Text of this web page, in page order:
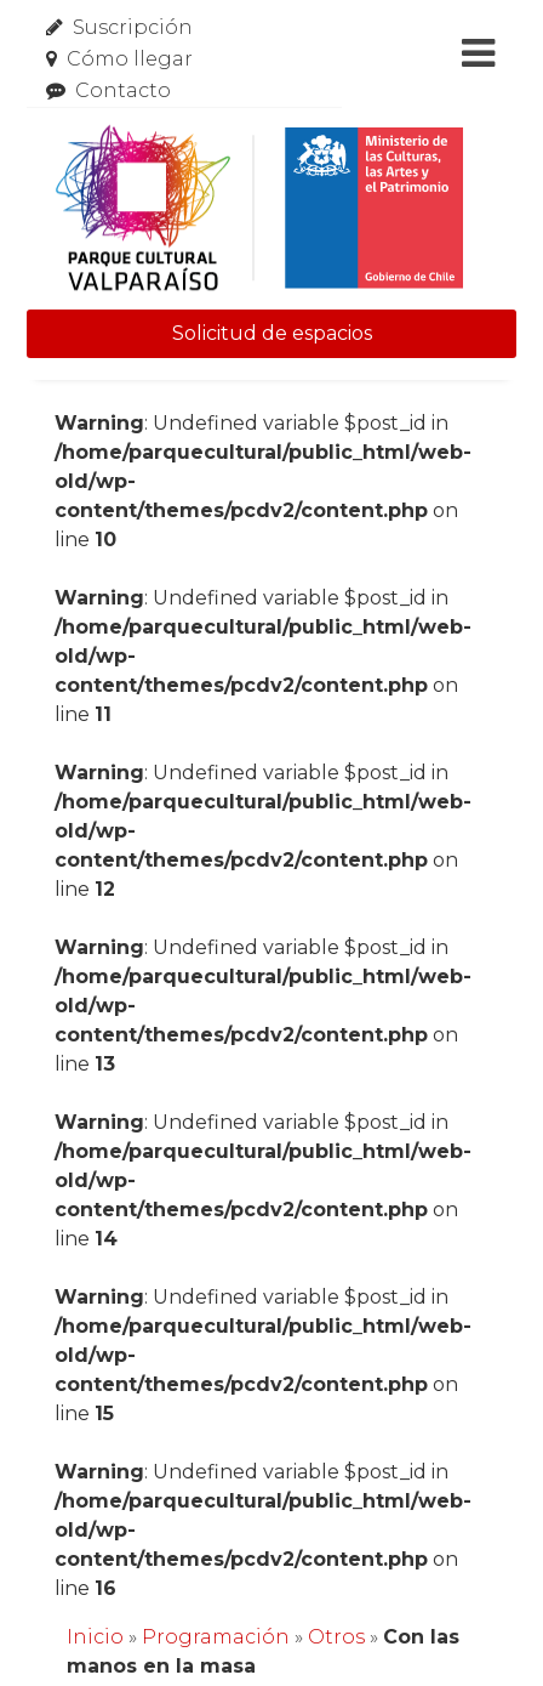
Suscripción
Cómo llegar
Contacto
Solicitud de espacios
Warning: Undefined variable $post_id in
/home/parquecultural/public_html/web-
old/wp-
content/themes/pcdv2/content.phpon
line 10
Warning: Undefined variable $post_id in
/home/parquecultural/public_html/web-
old/wp-
content/themes/pcdv2/content.phpon
line 11
Warning: Undefined variable $post_id in
/home/parquecultural/public_html/web-
old/wp-
content/themes/pcdv2/content.phpon
line 12
Warning: Undefined variable $post_id in
/home/parquecultural/public_html/web-
old/wp-
content/themes/pcdv2/content.phpon
line 13
Warning: Undefined variable $post_id in
/home/parquecultural/public_html/web-
old/wp-
content/themes/pcdv2/content.phpon
line 14
Warning: Undefined variable $post_id in
/home/parquecultural/public_html/web-
old/wp-
content/themes/pcdv2/content.phpon
line 15
Warning: Undefined variable $post_id in
/home/parquecultural/public_html/web-
old/wp-
content/themes/pcdv2/content.phpon
line 16
Inicio » Programación » Otros» Con las
manos en la masa